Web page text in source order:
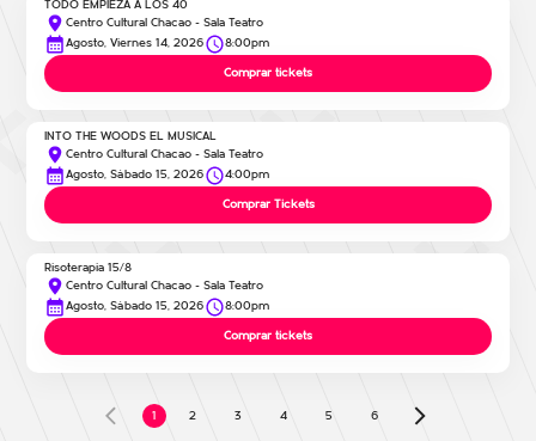
TODO EMPIEZA A LOS 40
Centro Cultural Chacao - Sala Teatro
Agosto, Viernes 14, 2026
8:00pm
Comprar tickets
INTO THE WOODS EL MUSICAL
Centro Cultural Chacao - Sala Teatro
Agosto, Sábado 15, 2026
4:00pm
Comprar Tickets
Risoterapia 15/8
Centro Cultural Chacao - Sala Teatro
Agosto, Sábado 15, 2026
8:00pm
Comprar tickets
1 2 3 4 5 6